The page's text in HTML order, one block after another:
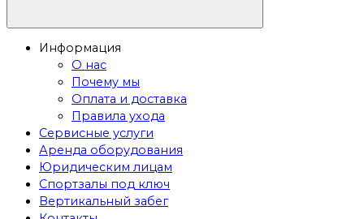
Информация
О нас
Почему мы
Оплата и доставка
Правила ухода
Сервисные услуги
Аренда оборудования
Юридическим лицам
Спортзалы под ключ
Вертикальный забег